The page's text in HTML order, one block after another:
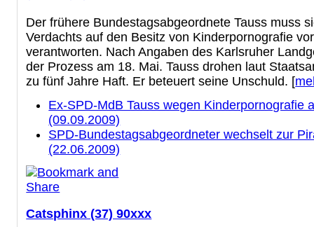
Der frühere Bundestagsabgeordnete Tauss muss
Verdachts auf den Besitz von Kinderpornografie
verantworten. Nach Angaben des Karlsruher
der Prozess am 18. Mai. Tauss drohen laut
zu fünf Jahre Haft. Er beteuert seine Unschuld. [
Ex-SPD-MdB Tauss wegen Kinderpornografie
(09.09.2009)
SPD-Bundestagsabgeordneter wechselt zur
(22.06.2009)
Catsphinx (37) 90xxx